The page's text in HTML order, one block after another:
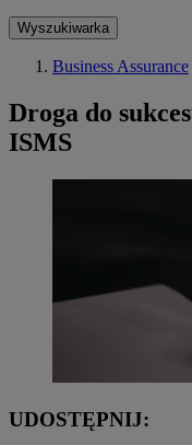
Wyszukiwarka
Business Assurance
Droga do
ISMS
UDOSTĘPNIJ: